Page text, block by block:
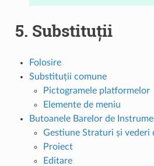
5. Substituții
Folosire
Substituții comune
Pictogramele platformelor
Elemente de meniu
Butoanele Barelor de
Gestiune Straturi și vederi
Proiect
Editare